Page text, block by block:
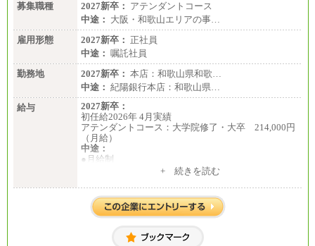
募集職種
2027新卒： アテンダントコース
中途： 大阪・和歌山エリアの事…
雇用形態
2027新卒： 正社員
中途： 嘱託社員
勤務地
2027新卒： 本店：和歌山県和歌…
中途： 紀陽銀行本店：和歌山県…
給与
2027新卒：
初任給2026年 4月実績
アテンダントコース：大学院修了・大卒 214,000円
（月給）
中途：
●月給制
月給：185,000円～250,000円 (想定年収：230万円 ～
（163時間/月）
※勤務地、経験により異なります。
+ 続きを読む